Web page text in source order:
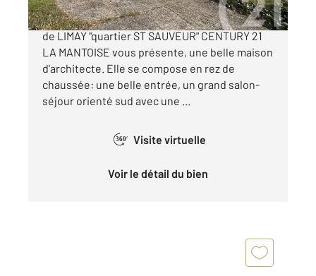
Dans un secteur recherché dans les hauteurs
de LIMAY "quartier ST SAUVEUR" CENTURY 21
LA MANTOISE vous présente, une belle maison
d'architecte. Elle se compose en rez de
chaussée: une belle entrée, un grand salon-
séjour orienté sud avec une ...
360° Visite virtuelle
Voir le détail du bien